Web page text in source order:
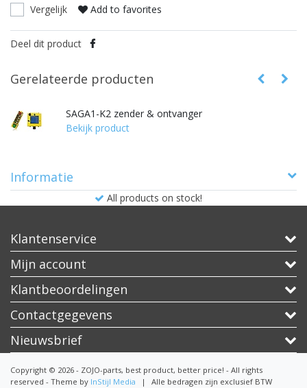
Vergelijk Add to favorites
Deel dit product
Gerelateerde producten
SAGA1-K2 zender & ontvanger
Bekijk product
Informatie
All products on stock!
Klantenservice
Mijn account
Klantbeoordelingen
Contactgegevens
Nieuwsbrief
Copyright © 2026 - ZOJO-parts, best product, better price! - All rights
reserved - Theme by InStijl Media | Alle bedragen zijn exclusief BTW